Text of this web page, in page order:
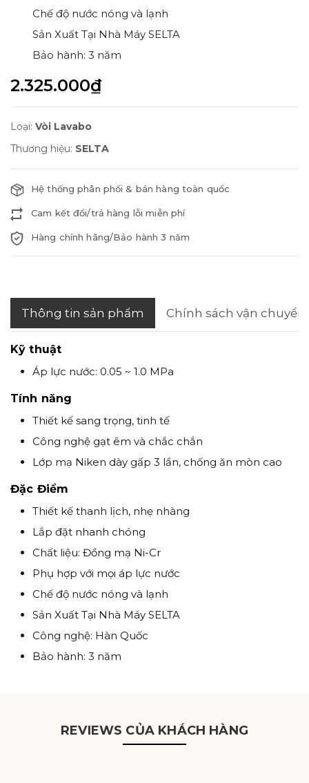
Chế độ nước nóng và lạnh
Sản Xuất Tại Nhà Máy SELTA
Bảo hành: 3 năm
2.325.000₫
Loại: Vòi Lavabo
Thương hiệu: SELTA
Hệ thống phân phối & bán hàng toàn quốc
Cam kết đổi/trả hàng lỗi miễn phí
Hàng chính hãng/Bảo hành 3 năm
Thông tin sản phẩm Chính sách vận chuyển
Kỹ thuật
Áp lực nước: 0.05 ~ 1.0 MPa
Tính năng
Thiết kế sang trọng, tinh tế
Công nghệ gạt êm và chắc chắn
Lớp mạ Niken dày gấp 3 lần, chống ăn mòn cao
Đặc Điểm
Thiết kế thanh lịch, nhẹ nhàng
Lắp đặt nhanh chóng
Chất liệu: Đồng mạ Ni-Cr
Phụ hợp với mọi áp lực nước
Chế độ nước nóng và lạnh
Sản Xuất Tại Nhà Máy SELTA
Công nghệ: Hàn Quốc
Bảo hành: 3 năm
REVIEWS CỦA KHÁCH HÀNG